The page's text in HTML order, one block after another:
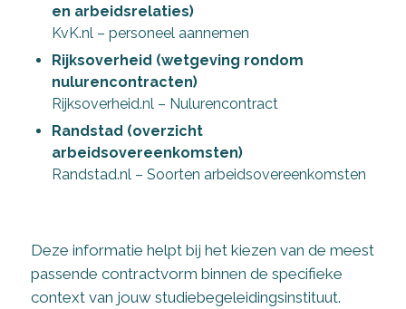
en arbeidsrelaties)
KvK.nl – personeel aannemen
Rijksoverheid (wetgeving rondom
nulurencontracten)
Rijksoverheid.nl – Nulurencontract
Randstad (overzicht
arbeidsovereenkomsten)
Randstad.nl – Soorten arbeidsovereenkomsten
Deze informatie helpt bij het kiezen van de meest
passende contractvorm binnen de specifieke
context van jouw studiebegeleidingsinstituut.